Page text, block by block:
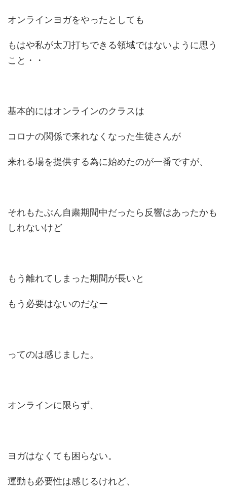
オンラインヨガをやったとしても
もはや私が太刀打ちできる領域ではないように思う
こと・・
基本的にはオンラインのクラスは
コロナの関係で来れなくなった生徒さんが
来れる場を提供する為に始めたのが一番ですが、
それもたぶん自粛期間中だったら反響はあったかも
しれないけど
もう離れてしまった期間が長いと
もう必要はないのだなー
ってのは感じました。
オンラインに限らず、
ヨガはなくても困らない。
運動も必要性は感じるけれど、